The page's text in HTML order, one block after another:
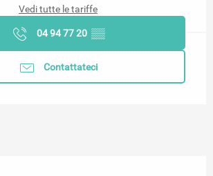
Vedi tutte le tariffe
04 94 77 20 ▒▒
Contattateci